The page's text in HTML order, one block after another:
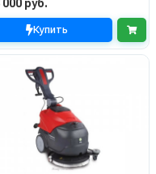
000 руб.
Купить